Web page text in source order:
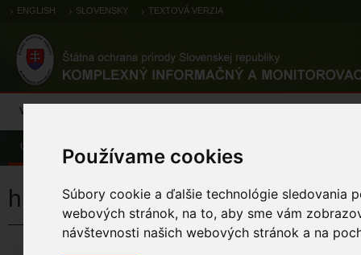
Používame cookies
Súbory cookie a ďalšie technológie sledovania
webových stránok, na to, aby sme vám
návštevnosti našich webových stránok a na
ENGLISH SLOVENSKY TEXTOVÁ VERZIA
Výsledky monitoringu
Úvod Pozorovania a výskytové dáta
hlaholka severská